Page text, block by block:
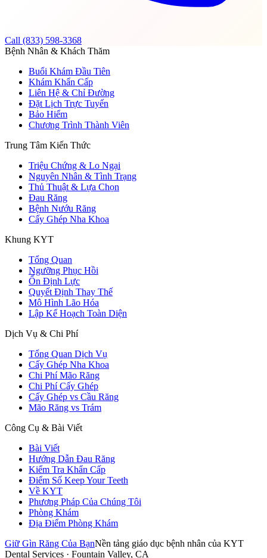
Call (833) 598-3368
Bệnh Nhân & Khách Thăm
Buổi Khám Đầu Tiên
Khám Khẩn Cấp
Liên Hệ & Chỉ Đường
Đặt Lịch Trực Tuyến
Bảo Hiểm
Chương Trình Thành Viên
Trung Tâm Kiến Thức
Triệu Chứng & Lo Ngại
Nguyên Nhân & Tình Trạng
Thủ Thuật & Lựa Chọn
Đau Răng
Bệnh Nướu Răng
Cấy Ghép Nha Khoa
Khung KYT
Tổng Quan
Ngưỡng Phục Hồi
Ổn Định Lực
Quyết Định Thay Thế
Mô Hình Lão Hóa
Lập Kế Hoạch Toàn Diện
Dịch Vụ & Chi Phí
Tổng Quan Dịch Vụ
Cấy Ghép Nha Khoa
Chi Phí Mão Răng
Chi Phí Cấy Ghép
Cấy Ghép vs Cầu Răng
Mão Răng vs Trám
Công Cụ & Bài Viết
Bài Viết
Hướng Dẫn Đau Răng
Kiểm Tra Khẩn Cấp
Điểm Số Keep Your Teeth
Về KYT
Phương Pháp Của Chúng Tôi
Phòng Khám
Địa Điểm Phòng Khám
Giữ Gìn Răng Của BạnNền tảng giáo dục bệnh nhân của KYT
Dental Services · Fountain Valley, CA